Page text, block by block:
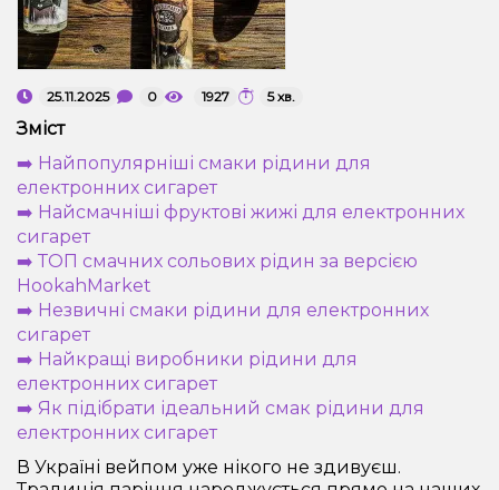
Рідини для електронних сигарет
Уцінка
25.11.2025 0 1927 5 хв.
Зміст
➡️ Найпопулярніші смаки рідини для
електронних сигарет
➡️ Найсмачніші фруктові жижі для електронних
сигарет
➡️ ТОП смачних сольових рідин за версією
HookahMarket
➡️ Незвичні смаки рідини для електронних
сигарет
➡️ Найкращі виробники рідини для
електронних сигарет
➡️ Як підібрати ідеальний смак рідини для
електронних сигарет
В Україні вейпом уже нікого не здивуєш.